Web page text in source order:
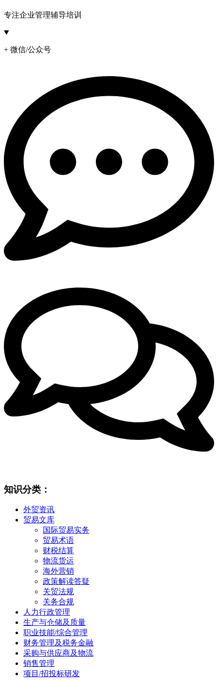
专注企业管理辅导培训
+ 微信/公众号
知识分类：
外贸资讯
贸易文库
国际贸易实务
贸易术语
财税结算
物流货运
海外营销
政策解读答疑
关贸法规
关务合规
人力行政管理
生产与仓储及质量
职业技能/综合管理
财务管理及税务金融
采购与供应商及物流
销售管理
项目/招投标研发